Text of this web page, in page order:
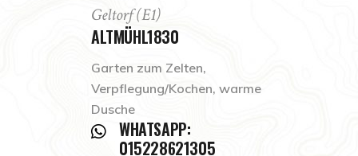
Geltorf (E1)
ALTMÜHL1830
Garten zum Zelten,
Verpflegung/Kochen, warme
Dusche
WHATSAPP:
015228621305